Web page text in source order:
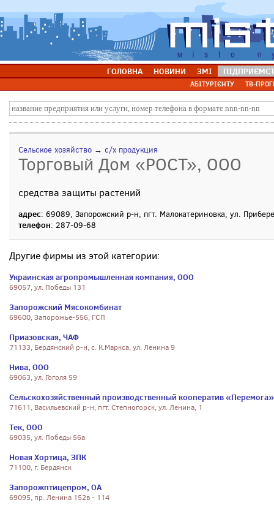
ГОЛОВНА НОВИНИ ЗМІ
АБІТУРІЄНТУ ТВ-
Сельское хозяйство → с/х продукция
Торговый Дом «РОСТ», ООО
средства защиты растений
адрес: 69089, Запорожский р-н, пгт. Малокатериновка, ул.
телефон: 287-09-68
Другие фирмы из этой категории:
Украинская агропромышленная компания, ООО
69057, ул. Победы 131
Запорожский Мясокомбинат
69600, Запорожье-556, ГСП
Приазовская, ЧАФ
71133, Бердянский р-н, с. К.Маркса, ул. Ленина 9
Нива, ООО
69063, ул. Гоголя 59
Сельскохозяйственный производственный кооператив «Перемога»
71611, Васильевский р-н, пгт. Степногорск, ул. Ленина, 1
Тек, ООО
69035, ул. Победы 56а
Новая Хортица, ЗПК
71100, г. Бердянск
Запорожптицепром, ОА
69095, пр. Ленина 152в - 114